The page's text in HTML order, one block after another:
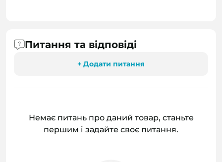
Питання та відповіді
+ Додати питання
Немає питань про даний товар, станьте
першим і задайте своє питання.